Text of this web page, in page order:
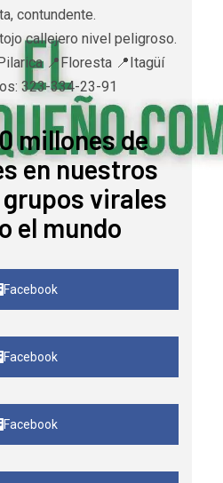
contundente.
callejero nivel peligroso.
📍Floresta 📍Itagüí
323-334-23-91
millones de
en nuestros
virales
el mundo
Facebook
Facebook
Facebook